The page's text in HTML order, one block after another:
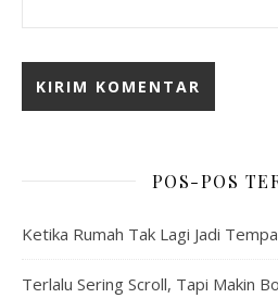
POS-POS
Ketika Rumah Tak Lagi Jadi
Terlalu Sering Scroll, Tapi Makin